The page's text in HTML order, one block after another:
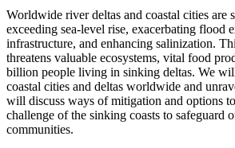
Worldwide river deltas and coastal cities are
exceeding sea-level rise, exacerbating flood
infrastructure, and enhancing salinization.
threatens valuable ecosystems, vital food
billion people living in sinking deltas. We
coastal cities and deltas worldwide and
will discuss ways of mitigation and options
challenge of the sinking coasts to safeguard
communities.